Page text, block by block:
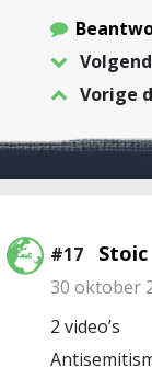
Vorige
#17 Stoic
30 oktober
2 video’s